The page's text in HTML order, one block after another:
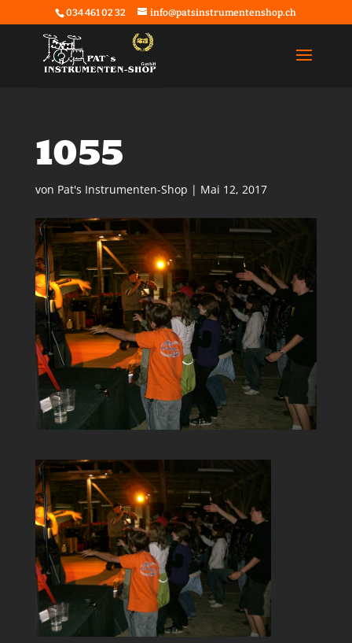
034 461 02 32 info@patsinstrumentenshop.ch
1055
von Pat's Instrumenten-Shop | Mai 12, 2017